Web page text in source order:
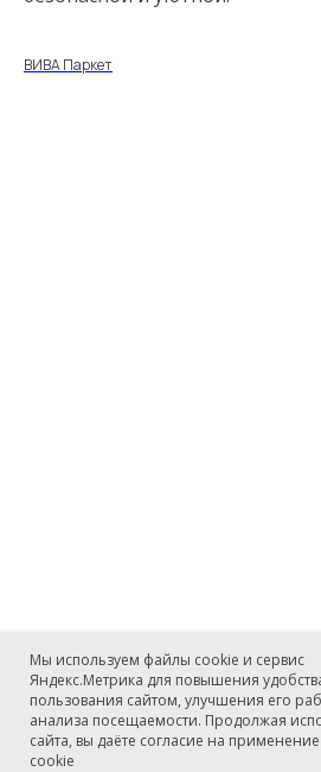
ВИВА Паркет
Мы используем файлы cookie и сервис
Яндекс.Метрика для повышения
пользования сайтом, улучшения его
анализа посещаемости. Продолжая
сайта, вы даёте согласие на
cookie